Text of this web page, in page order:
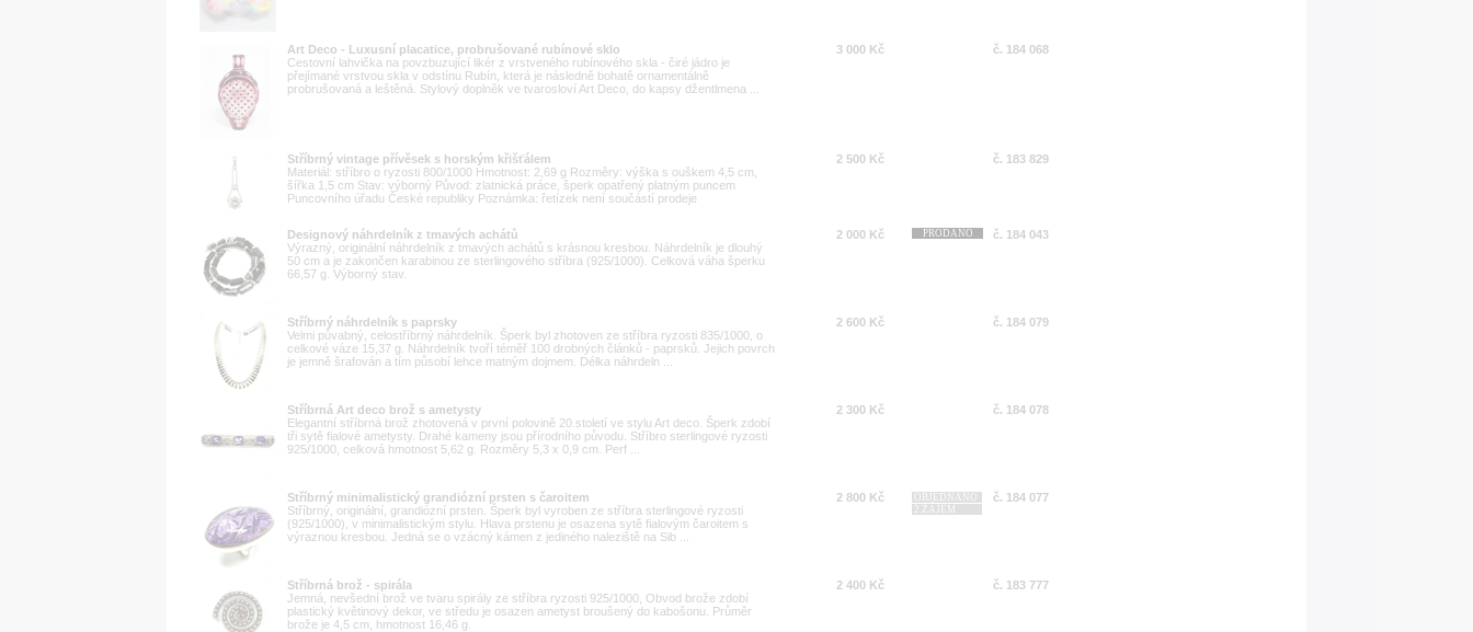
Art Deco - Luxusní placatice, probrušované rubínové sklo
Cestovní lahvička na povzbuzující likér z vrstveného rubínového skla - čiré jádro je
přejímané vrstvou skla v odstínu Rubín, která je následně bohatě ornamentálně
probrušovaná a leštěná. Stylový doplněk ve tvarosloví Art Deco, do kapsy džentlmena ...
3 000 Kč č. 184 068
Stříbrný vintage přívěsek s horským křišťálem
Materiál: stříbro o ryzosti 800/1000 Hmotnost: 2,69 g Rozměry: výška s ouškem 4,5 cm,
šířka 1,5 cm Stav: výborný Původ: zlatnická práce, šperk opatřený platným puncem
Puncovního úřadu České republiky Poznámka: řetízek není součástí prodeje
2 500 Kč č. 183 829
Designový náhrdelník z tmavých achátů
Výrazný, originální náhrdelník z tmavých achátů s krásnou kresbou. Náhrdelník je dlouhý
50 cm a je zakončen karabinou ze sterlingového stříbra (925/1000). Celková váha šperku
66,57 g. Výborný stav.
2 000 Kč PRODÁNO č. 184 043
Stříbrný náhrdelník s paprsky
Velmi půvabný, celostříbrný náhrdelník. Šperk byl zhotoven ze stříbra ryzosti 835/1000, o
celkové váze 15,37 g. Náhrdelník tvoří téměř 100 drobných článků - paprsků. Jejich povrch
je jemně šrafován a tím působí lehce matným dojmem. Délka náhrdeln ...
2 600 Kč č. 184 079
Stříbrná Art deco brož s ametysty
Elegantní stříbrná brož zhotovená v první polovině 20.století ve stylu Art deco. Šperk zdobí
tři sytě fialové ametysty. Drahé kameny jsou přírodního původu. Stříbro sterlingové ryzosti
925/1000, celková hmotnost 5,62 g. Rozměry 5,3 x 0,9 cm. Perf ...
2 300 Kč č. 184 078
Stříbrný minimalistický grandiózní prsten s čaroitem
Stříbrný, originální, grandiózní prsten. Šperk byl vyroben ze stříbra sterlingové ryzosti
(925/1000), v minimalistickým stylu. Hlava prstenu je osazena sytě fialovým čaroitem s
výraznou kresbou. Jedná se o vzácný kámen z jediného naleziště na Sib ...
2 800 Kč
OBJEDNÁNO
2.ZÁJEM
č. 184 077
Stříbrná brož - spirála
Jemná, nevšední brož ve tvaru spirály ze stříbra ryzosti 925/1000, Obvod brože zdobí
plastický květinový dekor, ve středu je osazen ametyst broušený do kabošonu. Průměr
brože je 4,5 cm, hmotnost 16,46 g.
2 400 Kč č. 183 777